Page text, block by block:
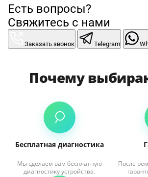
Есть вопросы?
Свяжитесь с нами
Заказать звонок Telegram
Почему
Бесплатная диагностика
Мы сделаем вам бесплатную
диагностику устройства.
После